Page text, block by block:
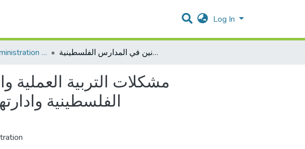
Log In
Educational Administration الادارة التربوية مشكلات التربية العملية واليات حلها من وجهة نظر كليات التربية بالجامعات الفلسطينية وادارتها والمعلمين المتعاونين في المدارس الفلسطينية
مشكلات التربية العملية
الفلسطينية